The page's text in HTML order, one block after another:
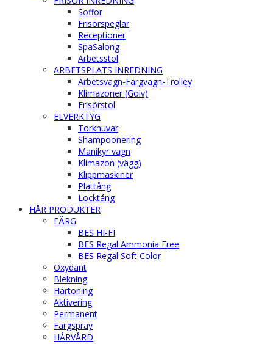
Soffor
Frisörspeglar
Receptioner
SpaSalong
Arbetsstol
ARBETSPLATS INREDNING
Arbetsvagn-Färgvagn-Trolley
Klimazoner (Golv)
Frisörstol
ELVERKTYG
Torkhuvar
Shampoonering
Manikyr vagn
Klimazon (vägg)
Klippmaskiner
Plattång
Locktång
HÅR PRODUKTER
FÄRG
BES HI-FI
BES Regal Ammonia Free
BES Regal Soft Color
Oxydant
Blekning
Hårtoning
Aktivering
Permanent
Färgspray
HÅRVÅRD